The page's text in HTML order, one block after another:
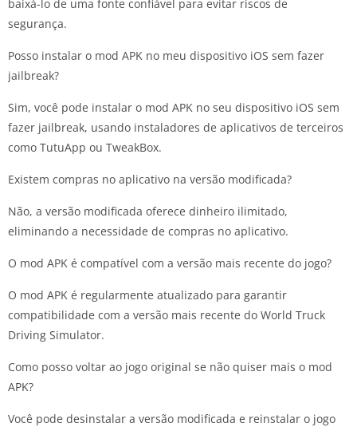
baixá-lo de uma fonte confiável para evitar riscos de
segurança.
Posso instalar o mod APK no meu dispositivo iOS sem fazer
jailbreak?
Sim, você pode instalar o mod APK no seu dispositivo iOS sem
fazer jailbreak, usando instaladores de aplicativos de terceiros
como TutuApp ou TweakBox.
Existem compras no aplicativo na versão modificada?
Não, a versão modificada oferece dinheiro ilimitado,
eliminando a necessidade de compras no aplicativo.
O mod APK é compatível com a versão mais recente do jogo?
O mod APK é regularmente atualizado para garantir
compatibilidade com a versão mais recente do World Truck
Driving Simulator.
Como posso voltar ao jogo original se não quiser mais o mod
APK?
Você pode desinstalar a versão modificada e reinstalar o jogo